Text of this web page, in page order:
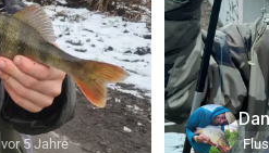
vor 5 Jahre